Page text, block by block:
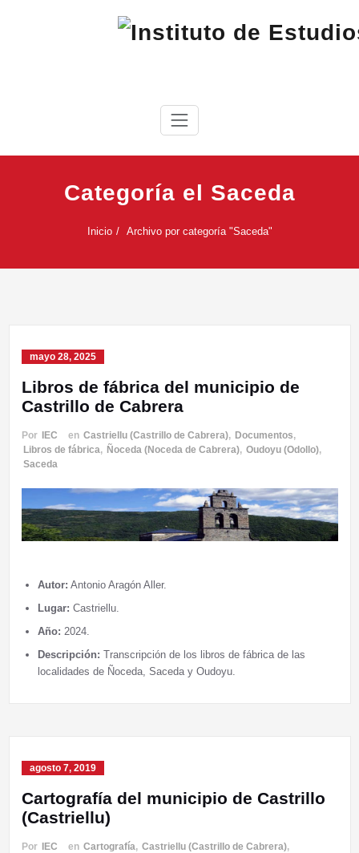
Instituto de Estudios Cabreireses
Categoría el Saceda
Inicio Archivo por categoría "Saceda"
mayo 28, 2025
Libros de fábrica del municipio de
Castrillo de Cabrera
Por IEC en Castriellu (Castrillo de Cabrera), Documentos,
Libros de fábrica, Ñoceda (Noceda de Cabrera), Oudoyu (Odollo),
Saceda
Autor: Antonio Aragón Aller.
Lugar: Castriellu.
Año: 2024.
Descripción: Transcripción de los libros de fábrica de las
localidades de Ñoceda, Saceda y Oudoyu.
agosto 7, 2019
Cartografía del municipio de Castrillo
(Castriellu)
Por IEC en Cartografía, Castriellu (Castrillo de Cabrera),